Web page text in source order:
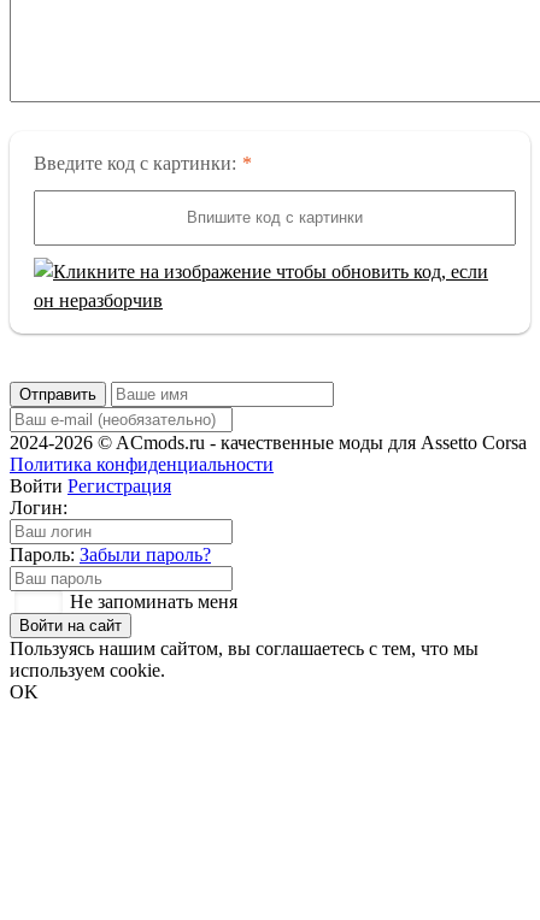
Введите код с картинки:
Отправить
2024-2026 © ACmods.ru - качественные моды для Assetto Corsa
Политика конфиденциальности
Войти Регистрация
Логин:
Пароль: Забыли пароль?
Не запоминать меня
Войти на сайт
Пользуясь нашим сайтом, вы соглашаетесь с тем, что мы
используем cookie.
OK